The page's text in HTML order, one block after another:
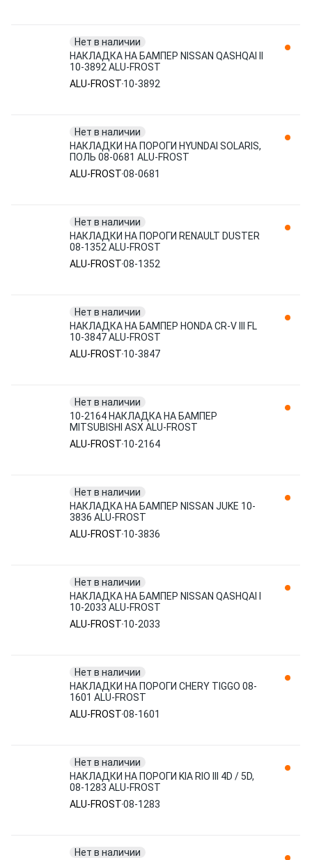
Нет в наличии
НАКЛАДКА НА БАМПЕР NISSAN QASHQAI II
10-3892 ALU-FROST
ALU-FROST 10-3892
Нет в наличии
НАКЛАДКИ НА ПОРОГИ HYUNDAI SOLARIS,
ПОЛЬ 08-0681 ALU-FROST
ALU-FROST08-0681
Нет в наличии
НАКЛАДКИ НА ПОРОГИ RENAULT DUSTER
08-1352 ALU-FROST
ALU-FROST08-1352
Нет в наличии
НАКЛАДКА НА БАМПЕР HONDA CR-V III FL
10-3847 ALU-FROST
ALU-FROST 10-3847
Нет в наличии
10-2164 НАКЛАДКА НА БАМПЕР
MITSUBISHI ASX ALU-FROST
ALU-FROST 10-2164
Нет в наличии
НАКЛАДКА НА БАМПЕР NISSAN JUKE 10-
3836 ALU-FROST
ALU-FROST 10-3836
Нет в наличии
НАКЛАДКА НА БАМПЕР NISSAN QASHQAI I
10-2033 ALU-FROST
ALU-FROST 10-2033
Нет в наличии
НАКЛАДКИ НА ПОРОГИ CHERY TIGGO 08-
1601 ALU-FROST
ALU-FROST08-1601
Нет в наличии
НАКЛАДКИ НА ПОРОГИ KIA RIO III 4D / 5D,
08-1283 ALU-FROST
ALU-FROST08-1283
Нет в наличии